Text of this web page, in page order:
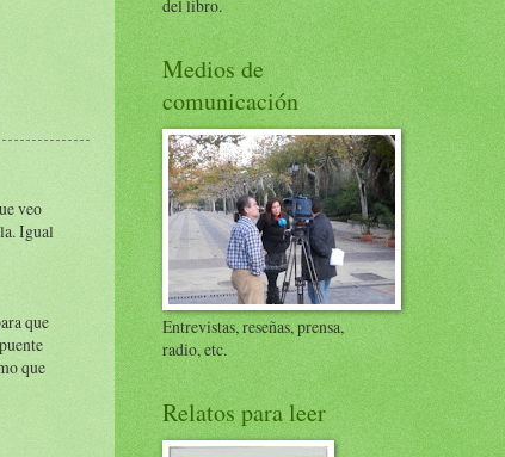
veo
Igual
que
que
del libro.
Medios de
comunicación
Entrevistas, reseñas, prensa,
radio, etc.
Relatos para leer